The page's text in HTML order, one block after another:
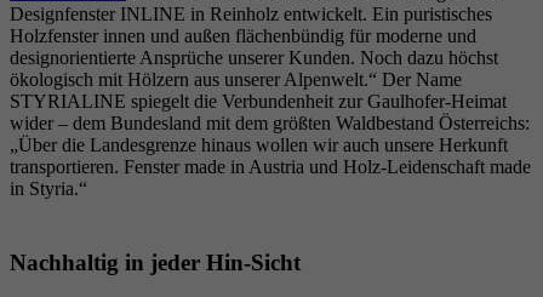
Designfenster INLINE in Reinholz entwickelt. Ein puristisches
Holzfenster innen und außen flächenbündig für moderne und
designorientierte Ansprüche unserer Kunden. Noch dazu höchst
ökologisch mit Hölzern aus unserer Alpenwelt.“ Der Name
STYRIALINE spiegelt die Verbundenheit zur Gaulhofer-Heimat
wider – dem Bundesland mit dem größten Waldbestand Österreichs:
„Über die Landesgrenze hinaus wollen wir auch unsere Herkunft
transportieren. Fenster made in Austria und Holz-Leidenschaft made
in Styria.“
Nachhaltig in jeder Hin-Sicht